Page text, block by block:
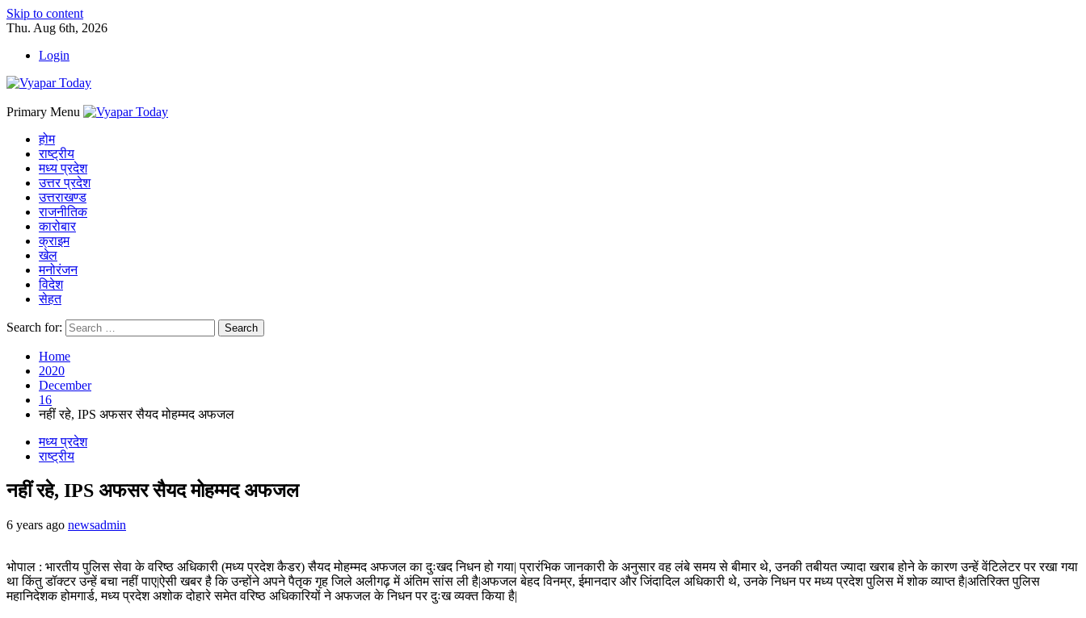
Skip to content
Thu. Aug 6th, 2026
Login
Primary Menu
होम
राष्ट्रीय
मध्य प्रदेश
उत्तर प्रदेश
उत्तराखण्ड
राजनीतिक
कारोबार
क्राइम
खेल
मनोरंजन
विदेश
सेहत
Search for:
Home
2020
December
16
नहीं रहे, IPS अफसर सैयद मोहम्मद अफजल
मध्य प्रदेश
राष्ट्रीय
नहीं रहे, IPS अफसर सैयद मोहम्मद अफजल
6 years ago newsadmin
भोपाल : भारतीय पुलिस सेवा के वरिष्ठ अधिकारी (मध्य प्रदेश कैडर) सैयद मोहम्मद अफजल का दुःखद निधन हो गया| प्रारंभिक जानकारी के अनुसार वह लंबे समय से बीमार थे, उनकी तबीयत ज्यादा खराब होने के कारण उन्हें वेंटिलेटर पर रखा गया
था किंतु डॉक्टर उन्हें बचा नहीं पाए|ऐसी खबर है कि उन्होंने अपने पैतृक गृह जिले अलीगढ़ में अंतिम सांस ली है|अफजल बेहद विनम्र, ईमानदार और जिंदादिल अधिकारी थे, उनके निधन पर मध्य प्रदेश पुलिस में शोक व्याप्त है|अतिरिक्त पुलिस
महानिदेशक होमगार्ड, मध्य प्रदेश अशोक दोहारे समेत वरिष्ठ अधिकारियों ने अफजल के निधन पर दुःख व्यक्त किया है|